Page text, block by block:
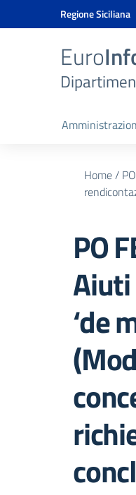
Vai ai contenuti
Vai al menu di navigazione
Vai al banner delle Cookie
Regione Siciliana
Euro
Home/
PO
‘de